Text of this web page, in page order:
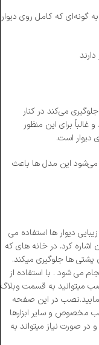
که کامل روی دیوار
می‌کند در کنار
برای این منظور
دیوار است.
می‌شود این مدل ها باعث
دیوار ها استفاده می
کرد. در خانه های که
ها جلوگیری میکند.
می شود . با استفاده از
میتوانید به قسمت وبلاگ
در این صفحه
مخصوص و سایر ابزارها
صورت نیاز میتواند به